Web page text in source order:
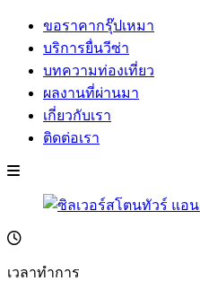
ขอราคากรุ๊ปเหมา
บริการยื่นวีซ่า
บทความท่องเที่ยว
ผลงานที่ผ่านมา
เกี่ยวกับเรา
ติดต่อเรา
เวลาทำการ